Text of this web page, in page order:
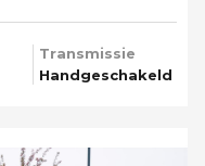
Transmissie
Handgeschakeld